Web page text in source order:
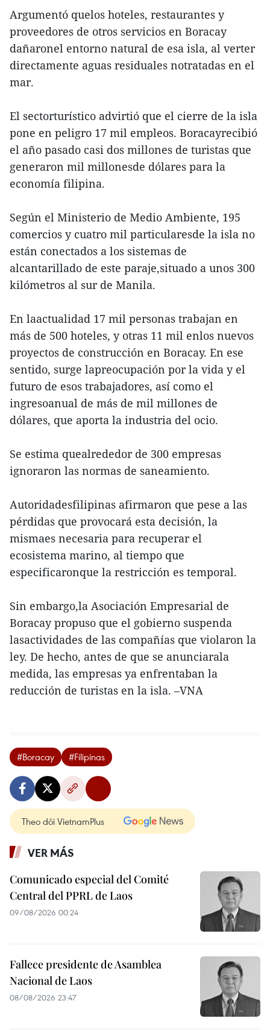
Argumentó quelos hoteles, restaurantes y
proveedores de otros servicios en Boracay
dañaronel entorno natural de esa isla, al verter
directamente aguas residuales notratadas en el
mar.
El sectorturístico advirtió que el cierre de la isla
pone en peligro 17 mil empleos. Boracayrecibió
el año pasado casi dos millones de turistas que
generaron mil millonesde dólares para la
economía filipina.
Según el Ministerio de Medio Ambiente, 195
comercios y cuatro mil particularesde la isla no
están conectados a los sistemas de
alcantarillado de este paraje,situado a unos 300
kilómetros al sur de Manila.
En laactualidad 17 mil personas trabajan en
más de 500 hoteles, y otras 11 mil enlos nuevos
proyectos de construcción en Boracay. En ese
sentido, surge lapreocupación por la vida y el
futuro de esos trabajadores, así como el
ingresoanual de más de mil millones de
dólares, que aporta la industria del ocio.
Se estima quealrededor de 300 empresas
ignoraron las normas de saneamiento.
Autoridadesfilipinas afirmaron que pese a las
pérdidas que provocará esta decisión, la
mismaes necesaria para recuperar el
ecosistema marino, al tiempo que
especificaronque la restricción es temporal.
Sin embargo,la Asociación Empresarial de
Boracay propuso que el gobierno suspenda
lasactividades de las compañías que violaron la
ley. De hecho, antes de que se anunciarala
medida, las empresas ya enfrentaban la
reducción de turistas en la isla. –VNA
#Boracay #Filipinas
Theo dõi VietnamPlus
VER MÁS
Comunicado especial del Comité
Central del PPRL de Laos
09/08/2026 00:24
Fallece presidente de Asamblea
Nacional de Laos
08/08/2026 23:47